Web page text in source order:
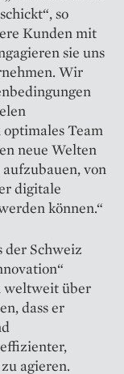
so
Kunden mit
sie uns
Wir
Team
neue Welten
von
digitale
können.“
der Schweiz
weltweit über
dass er
agieren.